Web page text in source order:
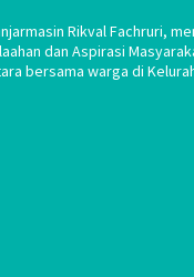
Rikval Fachruri,
dan Aspirasi
bersama warga di